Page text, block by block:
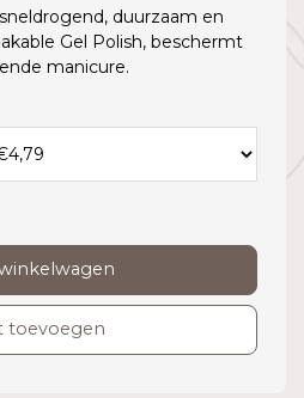
duurzaam en
Gel Polish, beschermt
manicure.
toevoegen